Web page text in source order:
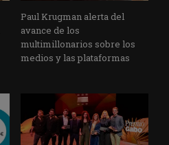
Paul Krugman alerta del
avance de los
multimillonarios sobre los
medios y las plataformas